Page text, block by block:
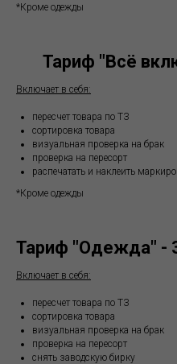
*Кроме одежды
Тариф "Всё
Включает в себя:
пересчет товара по ТЗ
сортировка товара
визуальная проверка на брак
проверка на пересорт
распечатать и наклеить
*Кроме одежды
Тариф "Одежда" -
Включает в себя:
пересчет товара по ТЗ
сортировка товара
визуальная проверка на брак
проверка на пересорт
снять заводскую бирку